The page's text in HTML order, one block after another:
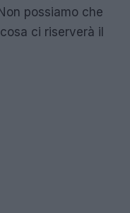
possiamo che
ci riserverà il